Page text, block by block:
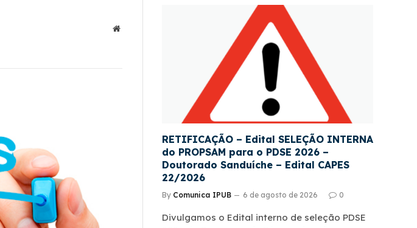
Website
RETIFICAÇÃO – Edital SELEÇÃO INTERNA
do PROPSAM para o PDSE 2026 –
Doutorado Sanduíche – Edital CAPES
22/2026
By Comunica IPUB 6 de agosto de 2026 0
Divulgamos o Edital interno de seleção PDSE